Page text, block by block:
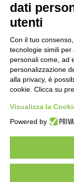
Scopri StartUP
Chi siamo
Sei un founder?
Sei un investitore?
Comunicazione
© Copyright 2026,
dati
utenti
Con il tuo
tecnologie simili
personali come, ad
personalizzazione
alla privacy, è
cookie. Clicca su
Visualizza la
Powered by